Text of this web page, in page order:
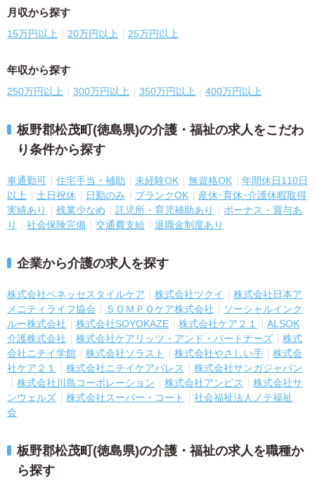
月収から探す
15万円以上 20万円以上 25万円以上
年収から探す
250万円以上 300万円以上 350万円以上 400万円以上
板野郡松茂町(徳島県)の介護・福祉の求人をこだわ
り条件から探す
車通勤可 住宅手当・補助 未経験OK 無資格OK
年間休日110日
以上
土日祝休 日勤のみ ブランクOK
産休･育休･介護休暇取得
実績あり
残業少なめ 託児所・育児補助あり
ボーナス・賞与あ
り
社会保険完備 交通費支給 退職金制度あり
企業から介護の求人を探す
株式会社ベネッセスタイルケア 株式会社ツクイ
株式会社日本ア
メニティライフ協会
ＳＯＭＰＯケア株式会社
ソーシャルインク
ルー株式会社
株式会社SOYOKAZE 株式会社ケア２１
ALSOK
介護株式会社
株式会社ケアリッツ・アンド・パートナーズ
株式
会社ニチイ学館
株式会社ソラスト 株式会社やさしい手
株式会
社ケア２１
株式会社ニチイケアパレス
株式会社サンガジャパン
株式会社川島コーポレーション
株式会社アンビス
株式会社サ
ンウェルズ
株式会社スーパー・コート
社会福祉法人ノテ福祉
会
板野郡松茂町(徳島県)の介護・福祉の求人を職種か
ら探す